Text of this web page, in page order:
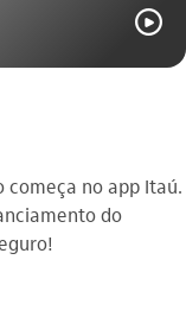
play_outline
começa no app Itaú.
do